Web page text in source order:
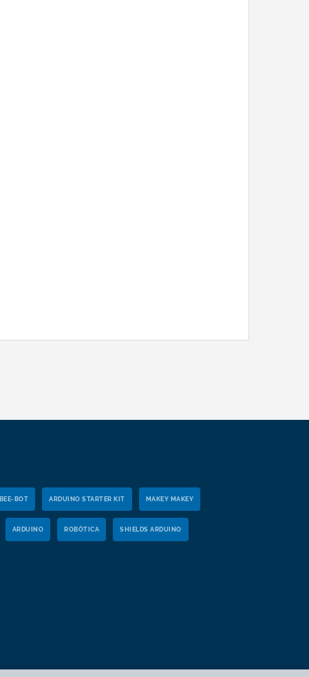
BEE-BOT ARDUINO STARTER KIT MAKEY MAKEY
ARDUINO ROBÓTICA SHIELDS ARDUINO